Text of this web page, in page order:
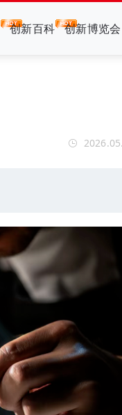
创新百科 创新博览会